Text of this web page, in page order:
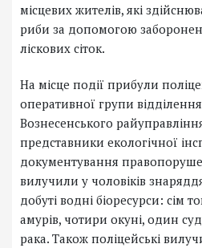
місцевих жителів, які
риби за допомогою
ліскових сіток.
На місце події прибули
оперативної групи
Вознесенського
представники екологічної
документування
вилучили у чоловіків
добуті водні біоресурси: сім
амурів, чотири окуні, один
рака. Також поліцейські